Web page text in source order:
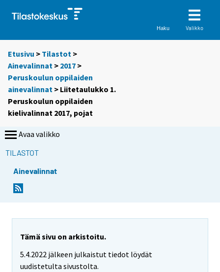
Haku Valikko
Etusivu > Tilastot >
Ainevalinnat > 2017 >
Peruskoulun oppilaiden
ainevalinnat > Liitetaulukko 1.
Peruskoulun oppilaiden
kielivalinnat 2017, pojat
Avaa valikko
TILASTOT
Ainevalinnat
Tämä sivu on arkistoitu.
5.4.2022 jälkeen julkaistut tiedot löydät
uudistetulta sivustolta.